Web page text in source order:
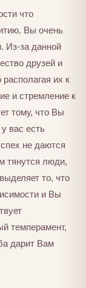
что
Вы очень
Из-за данной
друзей и
их к
и стремление к
тому, что Вы
вас есть
не даются
тянутся люди,
то, что
и Вы
темперамент,
дарит Вам